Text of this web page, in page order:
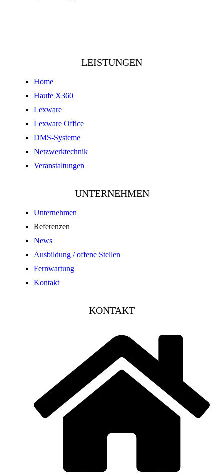
LEISTUNGEN
Home
Haufe X360
Lexware
Lexware Office
DMS-Systeme
Netzwerktechnik
Veranstaltungen
UNTERNEHMEN
Unternehmen
Referenzen
News
Ausbildung / offene Stellen
Fernwartung
Kontakt
KONTAKT